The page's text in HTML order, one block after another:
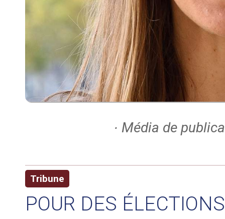
∙ Média de
Tribune
POUR DES